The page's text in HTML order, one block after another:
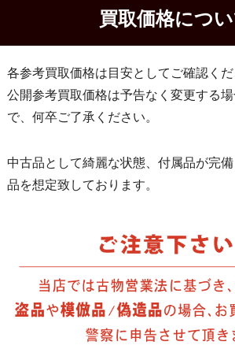
買取価格につ
各参考買取価格は目安としてご確認くだ
公開参考買取価格は予告なく変更する
で、何卒ご了承ください。
中古品として綺麗な状態、付属品が完
品を想定致しております。